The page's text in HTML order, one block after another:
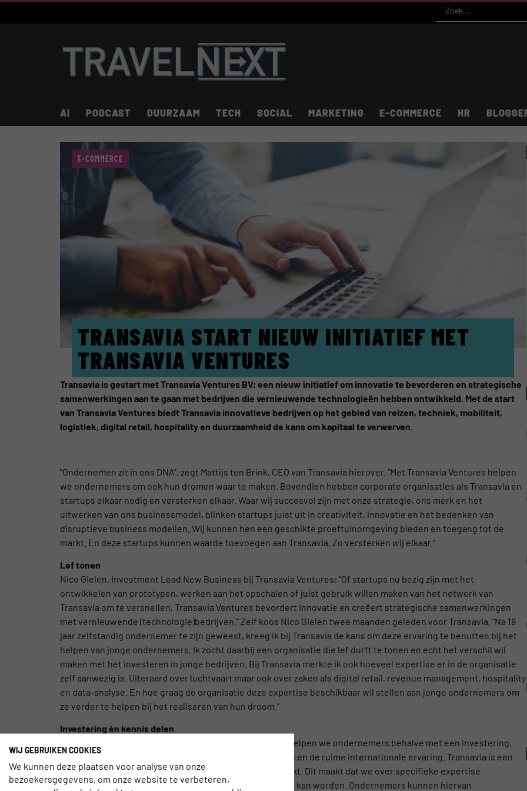
AI PODCAST DUURZAAM TECH SOCIAL MARKETING E-COMMERCE HR
TRANSAVIA START NIEUW INITIATIEF MET
TRANSAVIA VENTURES
E-COMMERCE
Transavia is gestart met Transavia Ventures BV; een nieuw initiatief om innovatie te bevorderen en strategische
samenwerkingen aan te gaan met bedrijven die vernieuwende technologieën hebben ontwikkeld. Met de start
van Transavia Ventures biedt Transavia innovatieve bedrijven op het gebied van reizen, techniek, mobiliteit,
logistiek, digital retail, hospitality en duurzaamheid de kans om kapitaal te verwerven.
“Ondernemen zit in ons DNA”, zegt Mattijs ten Brink, CEO van Transavia hierover. “Met Transavia Ventures helpen
we ondernemers om ook hun dromen waar te maken. Bovendien hebben corporate organisaties als Transavia en
startups elkaar nodig en versterken elkaar. Waar wij succesvol zijn met onze strategie, ons merk en het
uitwerken van ons businessmodel, blinken startups juist uit in creativiteit, innovatie en het bedenken van
disruptieve business modellen. Wij kunnen hen een geschikte proeftuinomgeving bieden en toegang tot de
markt. En deze startups kunnen waarde toevoegen aan Transavia. Zo versterken wij elkaar.”
Lef tonen
Nico Gielen, Investment Lead New Business bij Transavia Ventures: “Of startups nu bezig zijn met het
ontwikkelen van prototypen, werken aan het opschalen of juist gebruik willen maken van het netwerk van
Transavia om te versnellen, Transavia Ventures bevordert innovatie en creëert strategische samenwerkingen
met vernieuwende (technologie)bedrijven.” Zelf koos Nico Gielen twee maanden geleden voor Transavia. “Na 18
jaar zelfstandig ondernemer te zijn geweest, kreeg ik bij Transavia de kans om deze ervaring te benutten bij het
helpen van jonge ondernemers. Ik zocht daarbij een organisatie die lef durft te tonen en echt het verschil wil
maken met het investeren in jonge bedrijven. Bij Transavia merkte ik ook hoeveel expertise er in de organisatie
zelf aanwezig is. Uiteraard over luchtvaart maar ook over zaken als digital retail, revenue management, hospitality
en data-analyse. En hoe graag de organisatie deze expertise beschikbaar wil stellen aan jonge ondernemers om
ze verder te helpen bij het realiseren van hun droom.”
Investering én kennis delen
Dirk Neelis, CFO van Transavia: “Met Transavia Ventures helpen we ondernemers behalve met een investering,
met onze expertise, ons netwerk van klanten en partners en de ruime internationale ervaring. Transavia is een
zeer sterk merk in de Nederlandse en internationale markt. Dit maakt dat we over specifieke expertise
beschikken die ook buiten onze core business toegepast kan worden. Ondernemers kunnen hiervan
WIJ GEBRUIKEN COOKIES
We kunnen deze plaatsen voor analyse van onze
bezoekersgegevens, om onze website te verbeteren,